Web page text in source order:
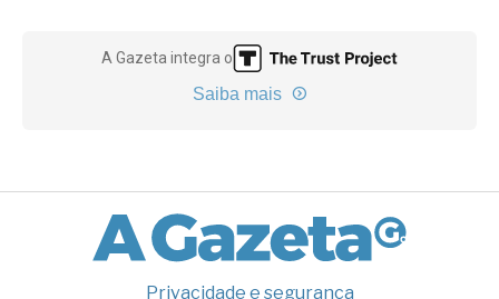
A Gazeta integra o
Saiba mais
Privacidade e segurança